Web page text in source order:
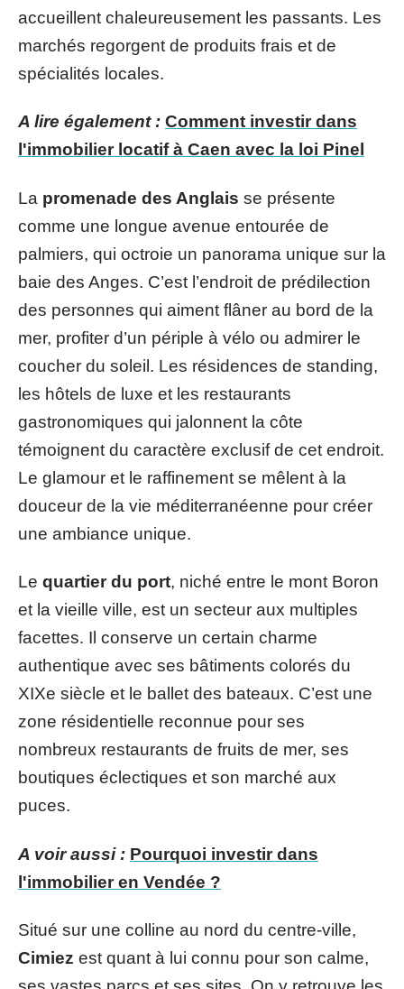
accueillent chaleureusement les passants. Les
marchés regorgent de produits frais et de
spécialités locales.
A lire également : Comment investir dans
l'immobilier locatif à Caen avec la loi Pinel
La promenade des Anglais se présente
comme une longue avenue entourée de
palmiers, qui octroie un panorama unique sur la
baie des Anges. C’est l’endroit de prédilection
des personnes qui aiment flâner au bord de la
mer, profiter d’un périple à vélo ou admirer le
coucher du soleil. Les résidences de standing,
les hôtels de luxe et les restaurants
gastronomiques qui jalonnent la côte
témoignent du caractère exclusif de cet endroit.
Le glamour et le raffinement se mêlent à la
douceur de la vie méditerranéenne pour créer
une ambiance unique.
Le quartier du port, niché entre le mont Boron
et la vieille ville, est un secteur aux multiples
facettes. Il conserve un certain charme
authentique avec ses bâtiments colorés du
XIXe siècle et le ballet des bateaux. C’est une
zone résidentielle reconnue pour ses
nombreux restaurants de fruits de mer, ses
boutiques éclectiques et son marché aux
puces.
A voir aussi : Pourquoi investir dans
l'immobilier en Vendée ?
Situé sur une colline au nord du centre-ville,
Cimiez est quant à lui connu pour son calme,